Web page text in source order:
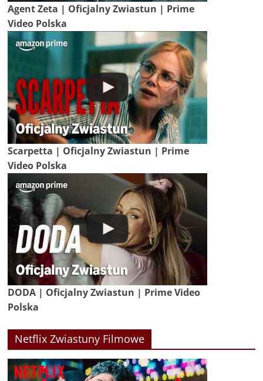
Agent Zeta | Oficjalny Zwiastun | Prime
Video Polska
Scarpetta | Oficjalny Zwiastun | Prime
Video Polska
DODA | Oficjalny Zwiastun | Prime Video
Polska
Netflix Zwiastuny Filmowe